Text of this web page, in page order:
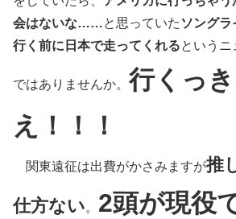
会はないな……と思っていた ソング
行く前に日本で走ってくれるというニ
ではありませんか。 行くっ
え！！！
関東遠征は出費がかさみますが推
仕方ない。 2頭が現役